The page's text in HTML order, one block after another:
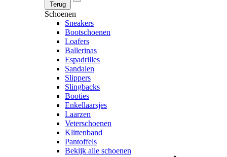
Terug
Schoenen
Sneakers
Bootschoenen
Loafers
Ballerinas
Espadrilles
Sandalen
Slippers
Slingbacks
Booties
Enkellaarsjes
Laarzen
Veterschoenen
Klittenband
Pantoffels
Bekijk alle schoenen